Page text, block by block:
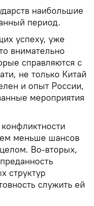
наибольшие
период.
успеху, уже
внимательно
справляются с
не только Китай
и опыт России,
мероприятия
меньше шансов
Во-вторых,
структур
служить ей